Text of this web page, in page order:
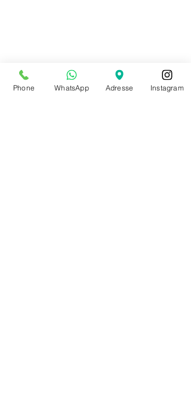
Phone WhatsApp Adresse Instagram